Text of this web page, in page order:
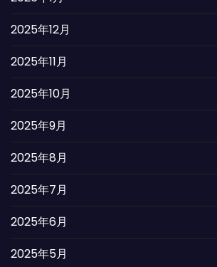
2025年12月
2025年11月
2025年10月
2025年9月
2025年8月
2025年7月
2025年6月
2025年5月